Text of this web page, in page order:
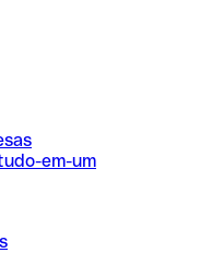
em-um